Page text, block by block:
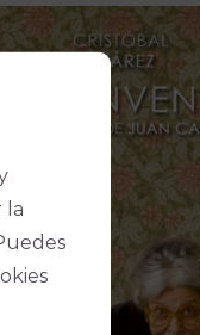
la